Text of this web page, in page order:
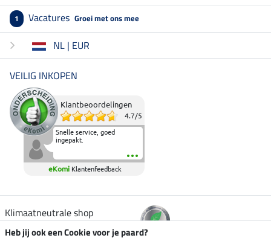
1 Vacatures Groei met ons mee
NL | EUR
VEILIG INKOPEN
Klantbeoordelingen
4.7/5
Snelle service, goed
ingepakt.
eKomi Klantenfeedback
Klimaatneutrale shop
Heb jij ook een Cookie voor je paard?